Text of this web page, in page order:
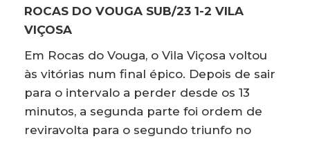
ROCAS DO VOUGA SUB/23 1-2 VILA
VIÇOSA
Em Rocas do Vouga, o Vila Viçosa voltou
às vitórias num final épico. Depois de sair
para o intervalo a perder desde os 13
minutos, a segunda parte foi ordem de
reviravolta para o segundo triunfo no